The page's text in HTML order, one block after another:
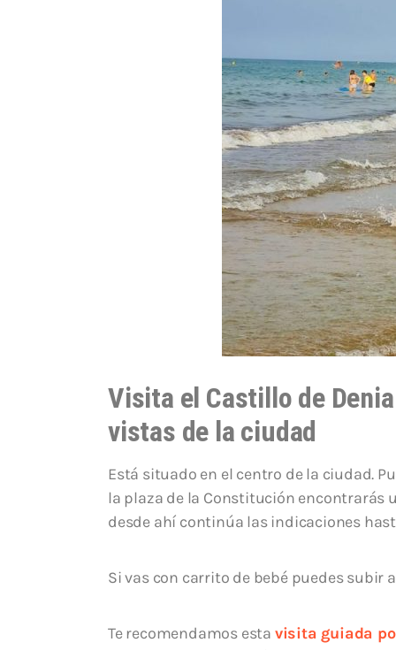
Visita el Castillo de
vistas de la ciudad
Está situado en el centro de la ciudad.
la plaza de la Constitución encontrarás
desde ahí continúa las indicaciones
Si vas con carrito de bebé puedes subir
Te recomendamos esta visita guiada